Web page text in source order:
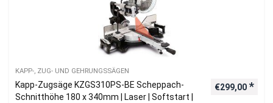
KAPP-, ZUG- UND GEHRUNGSSÄGEN
Kapp-Zugsäge KZGS310PS-BE Scheppach-
Schnitthöhe 180 x 340mm | Laser | Softstart |
€299,00